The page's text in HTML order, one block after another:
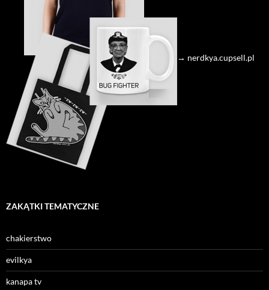
→ nerdkya.cupsell.pl
ZAKĄTKI TEMATYCZNE
chakierstwo
evilkya
kanapa tv